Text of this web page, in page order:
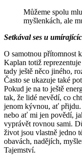
Můžeme spolu
myšlenkách, ale
Setkával ses u
O samotnou přítomnost
Kaplan totiž
tady ještě něco jiného,
Často se ukazuje také
Pokud je na to ještě
tak, že lidé nevědí, co
jenom kývnou, ať přijdu.
nebo ať mi jen povědí,
vyprávět rovnou sami.
život jsou vlastně jedno
obavách, nadějích,
Tajemství.